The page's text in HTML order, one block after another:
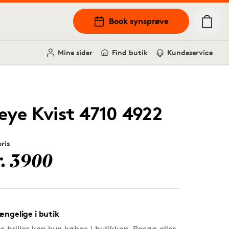
Book synsprøve
Mine sider Find butik Kundeservice
Kvist 4710 4922
3900
i butik